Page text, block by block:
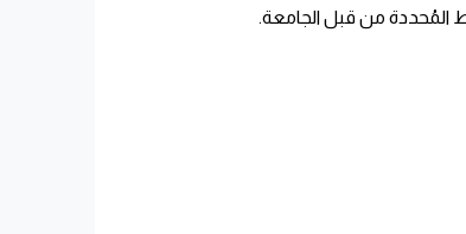
المُحددة من قبل الجامعة.